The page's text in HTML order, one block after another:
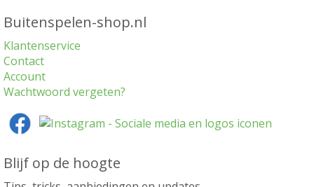
Buitenspelen-shop.nl
Klantenservice
Contact
Account
Wachtwoord vergeten?
Blijf op de hoogte